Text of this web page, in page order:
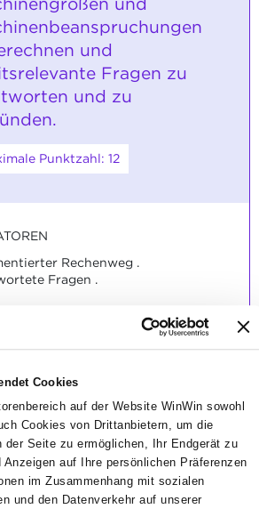
Cookies
auf der Website WinWin sowohl
Cookies von Drittanbietern, um die
der Seite zu ermöglichen, Ihr Endgerät zu
auf Ihre persönlichen Präferenzen
im Zusammenhang mit sozialen
und den Datenverkehr auf unserer
und
Fragen zu
und zu
Punktzahl: 12
Rechenweg .
Fragen .
ist bestanden (Hälfte der
60% der Aufgaben / Fragen
ist in der